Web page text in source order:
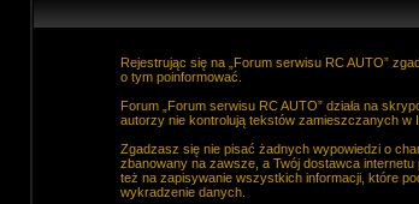
Rejestrując się na „Forum serwisu RC AUTO”
o tym poinformować.
Forum „Forum serwisu RC AUTO” działa na
autorzy nie kontrolują tekstów zamieszczanych w
Zgadzasz się nie pisać żadnych wypowiedzi o
zbanowany na zawsze, a Twój dostawca
też na zapisywanie wszystkich informacji, które
wykradzenie danych.